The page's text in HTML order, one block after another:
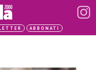
ABBONATI